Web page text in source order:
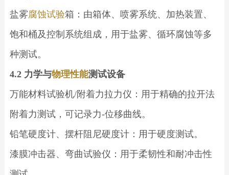
盐雾腐蚀试验箱：由箱体、喷雾系统、加热装置、
饱和桶及控制系统组成，用于盐雾、循环腐蚀等多
种测试。
4.2 力学与物理性能测试设备
万能材料试验机/附着力拉力仪：用于精确的拉开法
附着力测试，可记录力-位移曲线。
铅笔硬度计、摆杆阻尼硬度计：用于硬度测试。
漆膜冲击器、弯曲试验仪：用于柔韧性和耐冲击性